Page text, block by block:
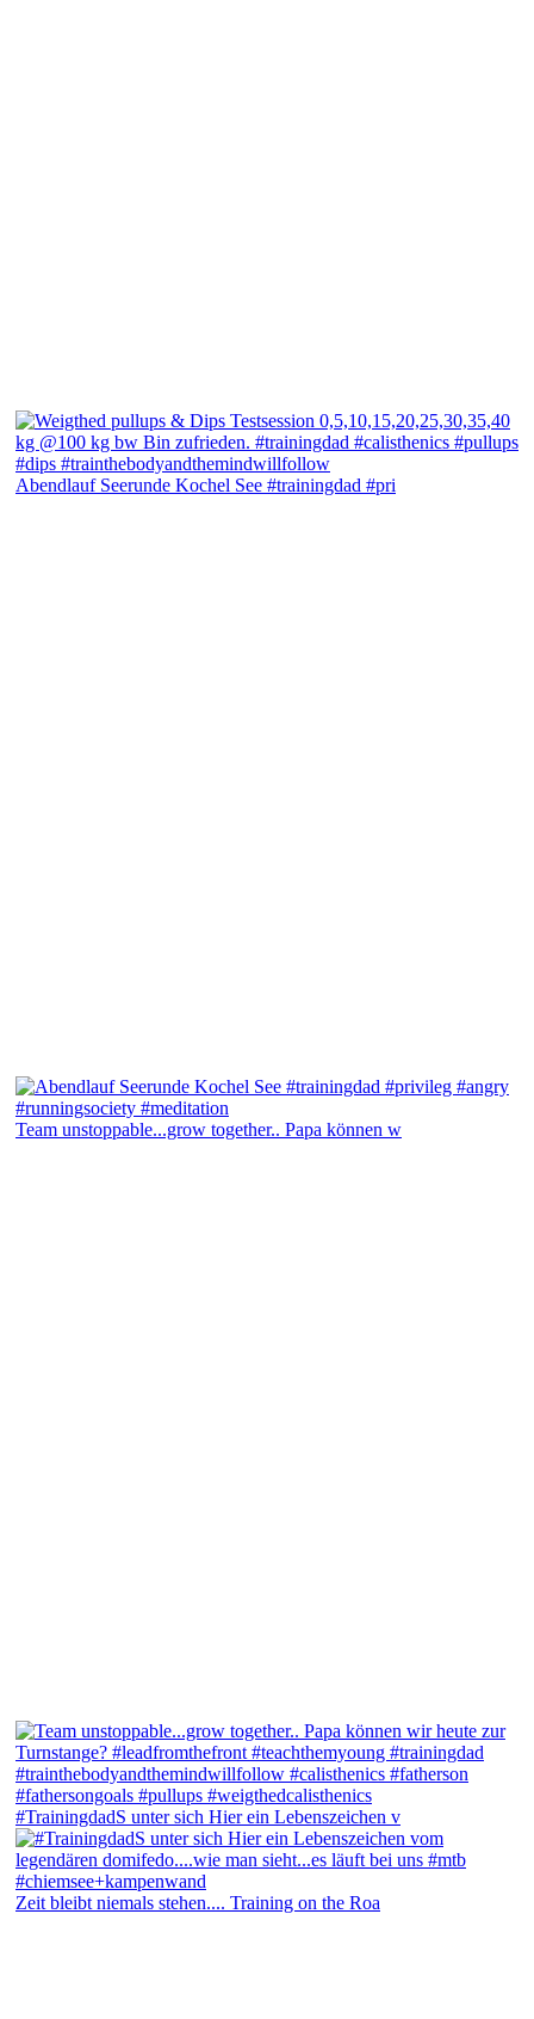
Abendlauf Seerunde Kochel See #trainingdad #pri
Team unstoppable...grow together.. Papa können w
#TrainingdadS unter sich Hier ein Lebenszeichen v
Zeit bleibt niemals stehen.... Training on the Roa